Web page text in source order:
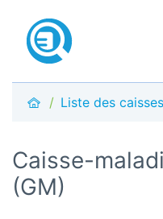
Liste des
Caisse-
(GM)